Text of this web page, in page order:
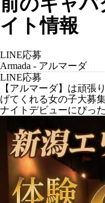
イト情報
LINE応募
Armada - アルマーダ
LINE応募
【アルマーダ】は頑張
げてくれる女の子大募
ナイトデビューにぴっ